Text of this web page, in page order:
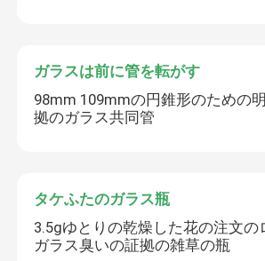
ガラスは前に管を転がす
98mm 109mmの円錐形のための
拠のガラス共同管
タケふたのガラス瓶
3.5gゆとりの乾燥した花の注文の
ガラス臭いの証拠の雑草の瓶